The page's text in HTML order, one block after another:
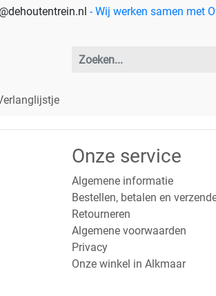
- Wij werken samen met
Onze service
Algemene informatie
Bestellen, betalen en
Retourneren
Algemene voorwaarden
Privacy
Onze winkel in Alkmaar